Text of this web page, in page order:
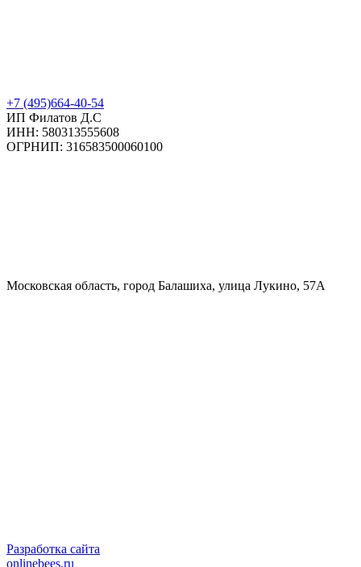
+7 (495)664-40-54
ИП Филатов Д.С
ИНН: 580313555608
ОГРНИП: 316583500060100
Московская область, город Балашиха, улица Лукино, 57А
Разработка сайта
onlinebees.ru